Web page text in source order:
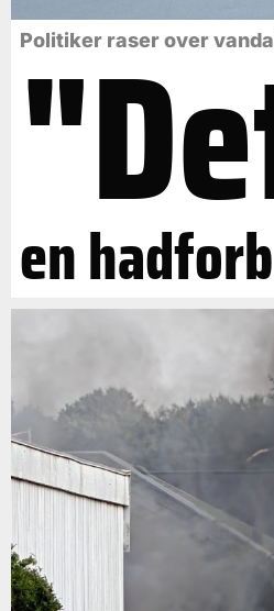
Politiker raser over
en